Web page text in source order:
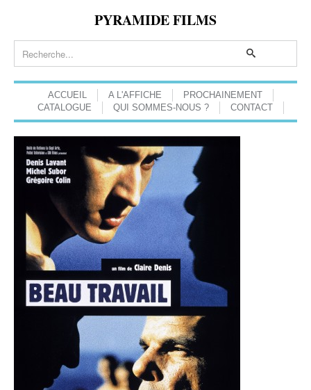
PYRAMIDE FILMS
ACCUEIL A L'AFFICHE
PROCHAINEMENT
CATALOGUE
QUI SOMMES-NOUS ? CONTACT